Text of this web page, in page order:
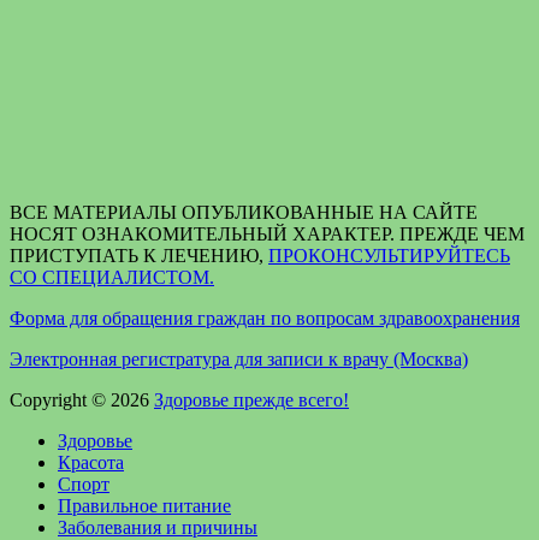
ВСЕ МАТЕРИАЛЫ ОПУБЛИКОВАННЫЕ НА САЙТЕ
НОСЯТ ОЗНАКОМИТЕЛЬНЫЙ ХАРАКТЕР. ПРЕЖДЕ ЧЕМ
ПРИСТУПАТЬ К ЛЕЧЕНИЮ, ПРОКОНСУЛЬТИРУЙТЕСЬ
СО СПЕЦИАЛИСТОМ.
Форма для обращения граждан по вопросам здравоохранения
Электронная регистратура для записи к врачу (Москва)
Copyright © 2026 Здоровье прежде всего!
Здоровье
Красота
Спорт
Правильное питание
Заболевания и причины